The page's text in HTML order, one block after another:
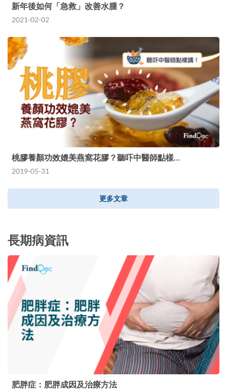
新年後如何「急救」改善水腫？
2021-02-02
桃膠養顏功效媲美燕窩花膠？聽吓中醫師點樣…
2019-05-31
更多文章
長期病資訊
肥胖症：肥胖成因及治療方法